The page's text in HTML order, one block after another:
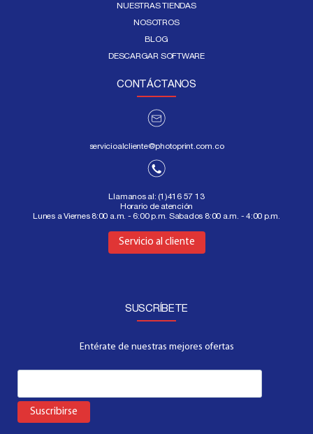
NUESTRAS TIENDAS
NOSOTROS
BLOG
DESCARGAR SOFTWARE
CONTÁCTANOS
servicioalcliente@photoprint.com.co
Llamanos al: (1)416 57 13
Horario de atención
Lunes a Viernes 8:00 a.m. - 6:00 p.m. Sabados 8:00 a.m. - 4:00 p.m.
Servicio al cliente
Aquí
SUSCRÍBETE
Entérate de nuestras mejores ofertas
Suscribirse